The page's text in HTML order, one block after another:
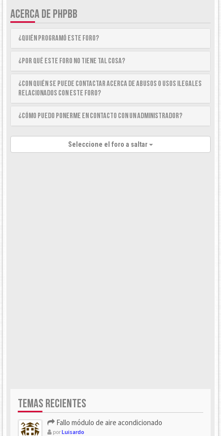
ACERCA DE PHPBB
¿Quién programó este foro?
¿Por qué este foro no tiene tal cosa?
¿Con quién se puede contactar acerca de abusos o usos ilegales
relacionados con este foro?
¿Cómo puedo ponerme en contacto con un Administrador?
Seleccione el foro a saltar
TEMAS RECIENTES
Fallo módulo de aire acondicionado
porLuisardo